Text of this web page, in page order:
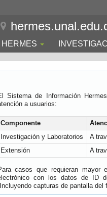
HERMES
Sistema de Información
a usuarios:
Componente
Investigación y Laboratorios
A
Extensión
A
casos que requieran mayor
con los datos de ID
capturas de pantalla del